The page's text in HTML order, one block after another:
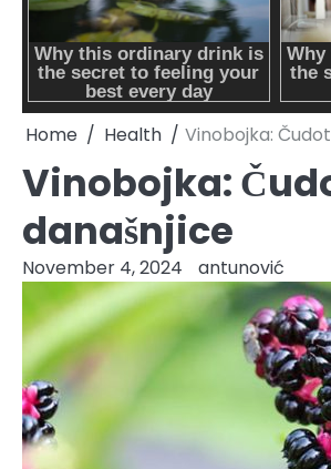
Home Health Vinobojka:
Vinobojka:
današnjice
November 4, 2024 antunović